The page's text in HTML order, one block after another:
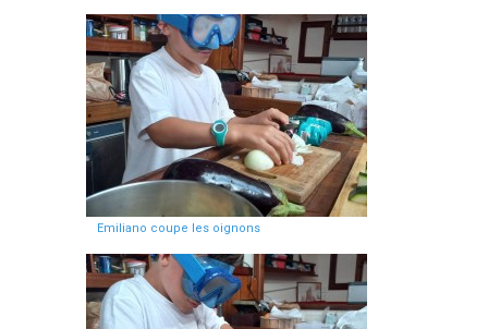
Emiliano coupe les oignons